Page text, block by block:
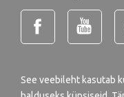
See veebileht kasutab